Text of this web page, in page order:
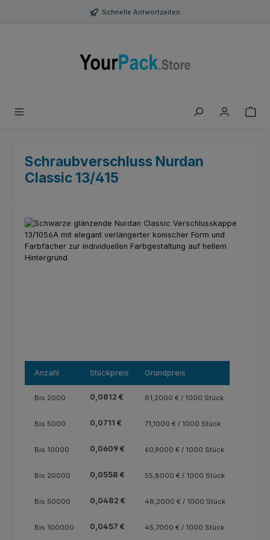
Zum Hauptinhalt springen Schnelle Antwortzeiten
Schraubverschluss Nurdan
Classic 13/415
Anzahl Stückpreis Grundpreis
Bis 2000 0,0812 € 81,2000 € / 1000 Stück
Bis 5000 0,0711 € 71,1000 € / 1000 Stück
Bis 10000 0,0609 € 60,9000 € / 1000 Stück
Bis 20000 0,0558 € 55,8000 € / 1000 Stück
Bis 50000 0,0482 € 48,2000 € / 1000 Stück
Bis 100000 0,0457 € 45,7000 € / 1000 Stück